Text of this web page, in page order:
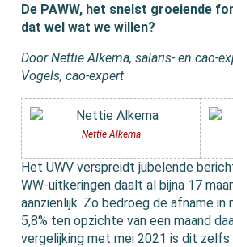
De PAWW, het snelst groeiende
dat wel wat we willen?
Door Nettie Alkema, salaris- en cao-
Vogels, cao-expert
Nettie Alkema
Het UWV verspreidt jubelende
WW-uitkeringen daalt al bijna 17
aanzienlijk. Zo bedroeg de afname in
5,8% ten opzichte van een maand
vergelijking met mei 2021 is dit zelfs